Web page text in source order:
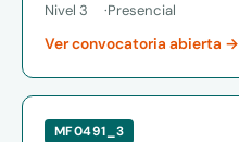
Nivel 3 Presencial
Ver convocatoria abierta →
MF0491_3